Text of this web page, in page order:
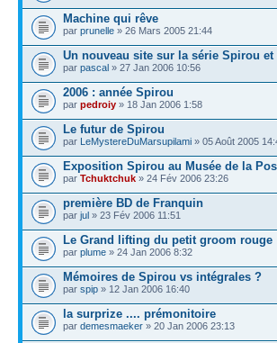
Machine qui rêve
par prunelle » 26 Mars 2005 21:44
Un nouveau site sur la série Spirou et
par pascal » 27 Jan 2006 10:56
2006 : année Spirou
par pedroiy » 18 Jan 2006 1:58
Le futur de Spirou
par LeMystereDuMarsupilami » 05 Août 2005
Exposition Spirou au Musée de la
par Tchuktchuk » 24 Fév 2006 23:26
première BD de Franquin
par jul » 23 Fév 2006 11:51
Le Grand lifting du petit groom rouge
par plume » 24 Jan 2006 8:32
Mémoires de Spirou vs intégrales ?
par spip » 12 Jan 2006 16:40
la surprize .... prémonitoire
par demesmaeker » 20 Jan 2006 23:13